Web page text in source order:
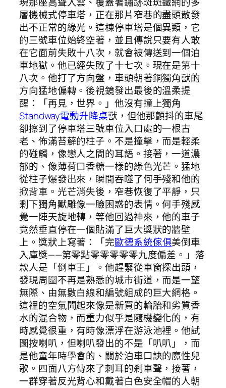
層機械式停車塔，正在那片窄巷的盡頭散發
出不正常的綠光。這棟停車塔是個異類，它
的三號車位始終空著，並且傳說只要有人敢
在它面前失敗十八次，就會被傳送到一個泊
車地獄。他已經失敗了十七次。現在是第十
八次。他打了方向盤，車頭朝著銅獨角獸的
方向猛地偏轉。後視鏡發出最後的溫柔提
醒：「再見，世界。」他沒有撞上獨角
Standway電動升降桌獸，但他那顫抖的車尾
卻擦到了停車塔三號車位入口處的一根古
老、佈滿苔蘚的柱子。不是撞擊，而是輕柔
的碰觸，像戀人之間的耳語。接著，一道濃
郁的、像薄荷口香糖一樣的綠色光芒。猛地
從柱子爆發出來，瞬間吞噬了何手殘和他的
掀背車。光芒消失後，窄巷恢復了平靜，只
剩下獨角獸雕像一臉困惑的表情。何手殘感
覺一陣天旋地轉，等他回過神來，他的車子
竟然垂直停在一個貼滿了巨大獎狀的牆壁
上。獎狀上寫著：「完歐德系統傢俱美倒車
入庫獎——第零點零零零零零九度偏差。」落
款人是「倒車王」。他趕緊從車窗探出頭，
發現周圍不再是熟悉的城市街道，而是一望
無際、由無數白線和編號組成的巨大網格。
這裡的空氣聞起來像是新買的輪胎和劣質香
水的混合物，而重力似乎是隨機變化的，有
時感覺很重，有時像漂浮在游泳池裡。他試
圖按喇叭，但喇叭發出的不是「叭叭」，而
是他童年時學會的、關於泊車口訣的魔性兒
歌。四面八方傳來了刺耳的剎車聲，接著，
一群穿著反光背心和戴著白色安全帽的人朝